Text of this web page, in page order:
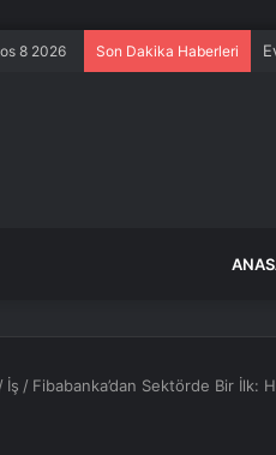
8 2026 Son Dakika Haberleri
/ İş / Fibabanka’dan Sektörde Bir İlk: